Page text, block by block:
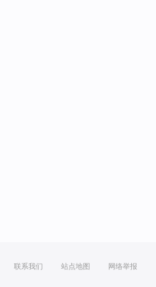
联系我们 站点地图 网络举报